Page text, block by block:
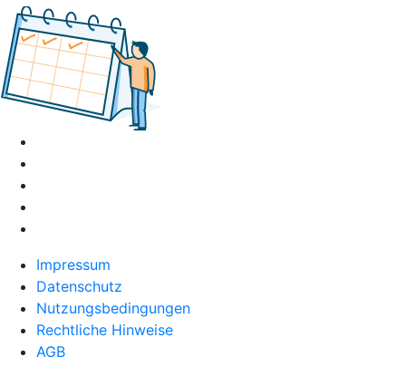
Impressum
Datenschutz
Nutzungsbedingungen
Rechtliche Hinweise
AGB